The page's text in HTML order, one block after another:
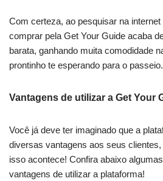
Com certeza, ao pesquisar na
comprar pela Get Your Guide acaba
barata, ganhando muita comodidade
prontinho te esperando para o passeio.
Vantagens de utilizar a Get Your
Você já deve ter imaginado que a
diversas vantagens aos seus
isso acontece! Confira abaixo
vantagens de utilizar a plataforma!